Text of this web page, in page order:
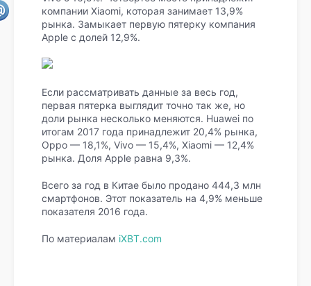
компании Xiaomi, которая занимает 13,9%
рынка. Замыкает первую пятерку компания
Apple с долей 12,9%.
Если рассматривать данные за весь год,
первая пятерка выглядит точно так же, но
доли рынка несколько меняются. Huawei по
итогам 2017 года принадлежит 20,4% рынка,
Oppo — 18,1%, Vivo — 15,4%, Xiaomi — 12,4%
рынка. Доля Apple равна 9,3%.
Всего за год в Китае было продано 444,3 млн
смартфонов. Этот показатель на 4,9% меньше
показателя 2016 года.
По материалам iXBT.com